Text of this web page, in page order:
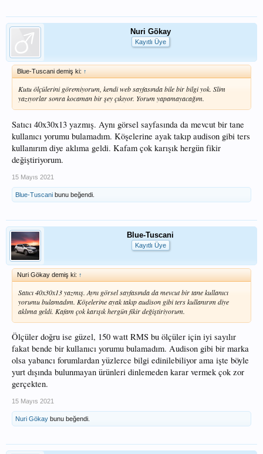
Nuri Gökay
Kayıtlı Üye
Blue-Tuscani demiş ki: ↑
Kutu ölçülerini göremiyorum, kendi web sayfasında bile bir bilgi yok. Slim
yazıyorlar sonra kocaman bir şey çıkıyor. Yorum yapamayacağım.
Satıcı 40x30x13 yazmış. Aynı görsel sayfasında da mevcut bir tane
kullanıcı yorumu bulamadım. Köşelerine ayak takıp audison gibi ters
kullanırım diye aklıma geldi. Kafam çok karışık hergün fikir
değiştiriyorum.
15 Mayıs 2021
Blue-Tuscani bunu beğendi.
Blue-Tuscani
Kayıtlı Üye
Nuri Gökay demiş ki: ↑
Satıcı 40x30x13 yazmış. Aynı görsel sayfasında da mevcut bir tane kullanıcı
yorumu bulamadım. Köşelerine ayak takıp audison gibi ters kullanırım diye
aklıma geldi. Kafam çok karışık hergün fikir değiştiriyorum.
Ölçüler doğru ise güzel, 150 watt RMS bu ölçüler için iyi sayılır
fakat bende bir kullanıcı yorumu bulamadım. Audison gibi bir marka
olsa yabancı forumlardan yüzlerce bilgi edinilebiliyor ama işte böyle
yurt dışında bulunmayan ürünleri dinlemeden karar vermek çok zor
gerçekten.
15 Mayıs 2021
Nuri Gökay bunu beğendi.